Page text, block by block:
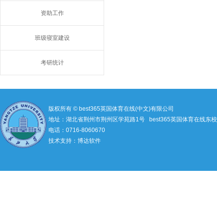
资助工作
班级寝室建设
考研统计
版权所有 © best365英国体育在线(中文)有限公司
地址：湖北省荆州市荆州区学苑路1号 best365英国体育在线东
电话：0716-8060670
技术支持：博达软件